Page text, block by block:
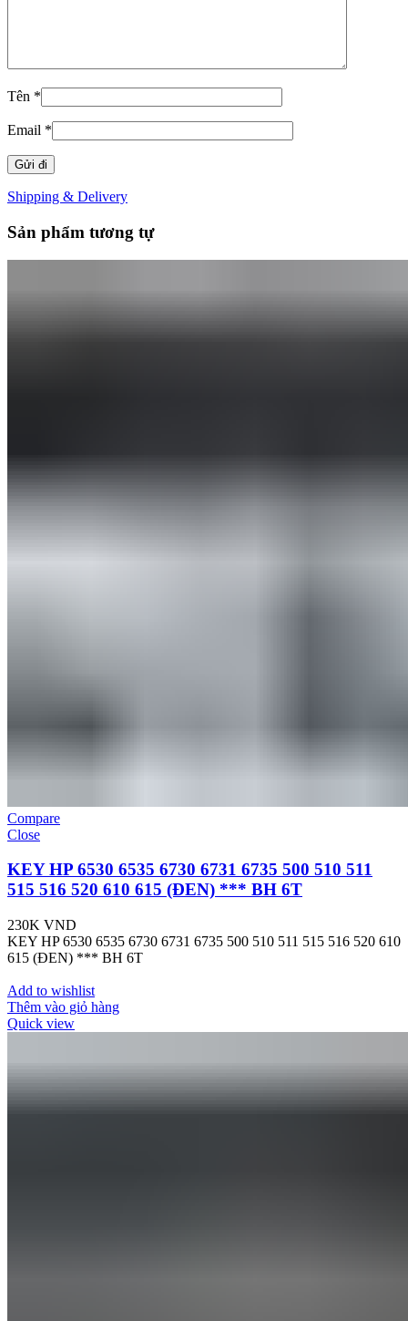
Tên *
Email *
Shipping & Delivery
Sản phẩm tương tự
Compare
Close
KEY HP 6530 6535 6730 6731 6735 500 510 511
515 516 520 610 615 (ĐEN) *** BH 6T
230K VND
KEY HP 6530 6535 6730 6731 6735 500 510 511 515 516 520 610
615 (ĐEN) *** BH 6T
Add to wishlist
Thêm vào giỏ hàng
Quick view